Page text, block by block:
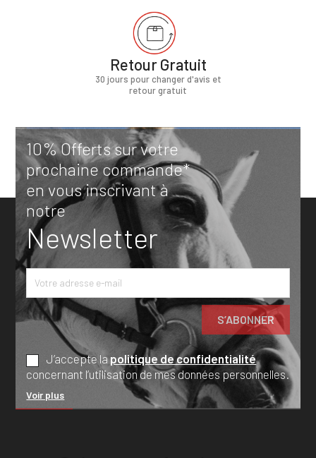
Retour Gratuit
30 jours pour changer d'avis et
retour gratuit
10% Offerts sur votre
prochaine commande*
en vous inscrivant à
notre
Newsletter
J’accepte lapolitique de confidentialité
concernant l’utilisation de mes données personnelles.
Voir plus